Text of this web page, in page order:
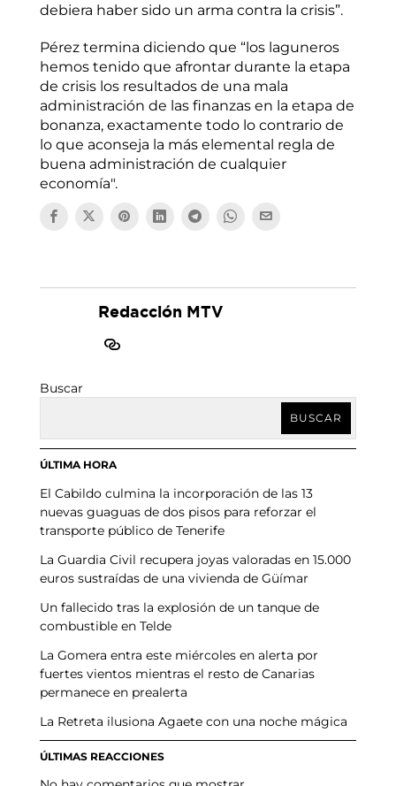
debiera haber sido un arma contra la crisis”.
Pérez termina diciendo que “los laguneros
hemos tenido que afrontar durante la etapa
de crisis los resultados de una mala
administración de las finanzas en la etapa de
bonanza, exactamente todo lo contrario de
lo que aconseja la más elemental regla de
buena administración de cualquier
economía".
Redacción MTV
Buscar
BUSCAR
ÚLTIMA HORA
El Cabildo culmina la incorporación de las 13
nuevas guaguas de dos pisos para reforzar el
transporte público de Tenerife
La Guardia Civil recupera joyas valoradas en 15.000
euros sustraídas de una vivienda de Güímar
Un fallecido tras la explosión de un tanque de
combustible en Telde
La Gomera entra este miércoles en alerta por
fuertes vientos mientras el resto de Canarias
permanece en prealerta
La Retreta ilusiona Agaete con una noche mágica
ÚLTIMAS REACCIONES